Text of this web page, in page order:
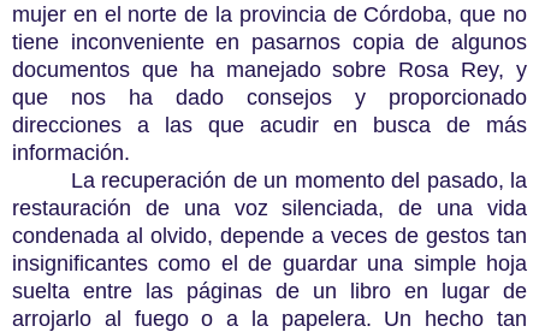
mujer en el norte de la provincia de Córdoba, que no
tiene inconveniente en pasarnos copia de algunos
documentos que ha manejado sobre Rosa Rey, y
que nos ha dado consejos y proporcionado
direcciones a las que acudir en busca de más
información.
La recuperación de un momento del pasado, la
restauración de una voz silenciada, de una vida
condenada al olvido, depende a veces de gestos tan
insignificantes como el de guardar una simple hoja
suelta entre las páginas de un libro en lugar de
arrojarlo al fuego o a la papelera. Un hecho tan